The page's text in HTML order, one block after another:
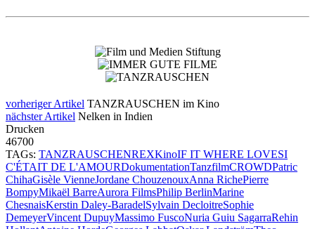
vorheriger Artikel TANZRAUSCHEN im Kino
nächster Artikel Nelken in Indien
Drucken
46700
TAGs: TANZRAUSCHENREXKinoIF IT WHERE LOVESI
C'ÉTAIT DE L'AMOURDokumentationTanzfilmCROWDPatric
ChihaGisèle VienneJordane ChouzenouxAnna RichePierre
BompyMikaël BarreAurora FilmsPhilip BerlinMarine
ChesnaisKerstin Daley-BaradelSylvain DecloitreSophie
DemeyerVincent DupuyMassimo FuscoNuria Guiu SagarraRehin